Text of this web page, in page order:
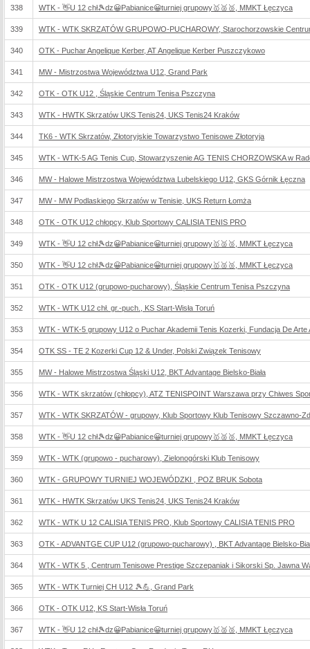
338 WTK - 👋U 12 chł🎾dz😀Pabianice😀turniej grupowy🥇🥈🥉, MMKT Łęczyca
339 WTK - WTK SKRZATÓW GRUPOWO-PUCHAROWY, Starochorzowskie
340 OTK - Puchar Angelique Kerber, AT Angelique Kerber Puszczykowo
341 MW - Mistrzostwa Województwa U12, Grand Park
342 OTK - OTK U12 , Śląskie Centrum Tenisa Pszczyna
343 WTK - HWTK Skrzatów UKS Tenis24, UKS Tenis24 Kraków
344 TK6 - WTK Skrzatów, Złotoryjskie Towarzystwo Tenisowe Złotoryja
345 WTK - WTK-5 AG Tenis Cup, Stowarzyszenie AG TENIS CHORZOWSKA w
346 MW - Halowe Mistrzostwa Województwa Lubelskiego U12, GKS Górnik Łęczna
347 MW - MW Podlaskiego Skrzatów w Tenisie, UKS Return Łomża
348 OTK - OTK U12 chłopcy, Klub Sportowy CALISIA TENIS PRO
349 WTK - 👋U 12 chł🎾dz😀Pabianice😀turniej grupowy🥇🥈🥉, MMKT Łęczyca
350 WTK - 👋U 12 chł🎾dz😀Pabianice😀turniej grupowy🥇🥈🥉, MMKT Łęczyca
351 OTK - OTK U12 (grupowo-pucharowy), Śląskie Centrum Tenisa Pszczyna
352 WTK - WTK U12 chł. gr.-puch., KS Start-Wisła Toruń
353 WTK - WTK-5 grupowy U12 o Puchar Akademii Tenis Kozerki, Fundacja De Arte
354 OTK SS - TE 2 Kozerki Cup 12 & Under, Polski Związek Tenisowy
355 MW - Halowe Mistrzostwa Śląski U12, BKT Advantage Bielsko-Biała
356 WTK - WTK skrzatów (chłopcy), ATZ TENISPOINT Warszawa przy Chiwes
357 WTK - WTK SKRZATÓW - grupowy, Klub Sportowy Klub Tenisowy Szczawno-
358 WTK - 👋U 12 chł🎾dz😀Pabianice😀turniej grupowy🥇🥈🥉, MMKT Łęczyca
359 WTK - WTK (grupowo - pucharowy), Zielonogórski Klub Tenisowy
360 WTK - GRUPOWY TURNIEJ WOJEWÓDZKI , POZ BRUK Sobota
361 WTK - HWTK Skrzatów UKS Tenis24, UKS Tenis24 Kraków
362 WTK - WTK U 12 CALISIA TENIS PRO, Klub Sportowy CALISIA TENIS PRO
363 OTK - ADVANTGE CUP U12 (grupowo-pucharowy) , BKT Advantage Bielsko-
364 WTK - WTK 5 , Centrum Tenisowe Prestige Szczepaniak i Sikorski Sp. Jawna
365 WTK - WTK Turniej CH U12 🎾💪, Grand Park
366 OTK - OTK U12, KS Start-Wisła Toruń
367 WTK - 👋U 12 chł🎾dz😀Pabianice😀turniej grupowy🥇🥈🥉, MMKT Łęczyca